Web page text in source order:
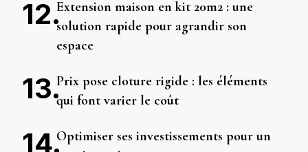
Extension maison en kit 20m2 : une
solution rapide pour agrandir son
espace
Prix pose cloture rigide : les éléments
qui font varier le coût
Optimiser ses investissements pour un